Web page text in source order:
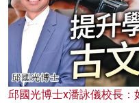
邱國光博士x潘詠儀校長：